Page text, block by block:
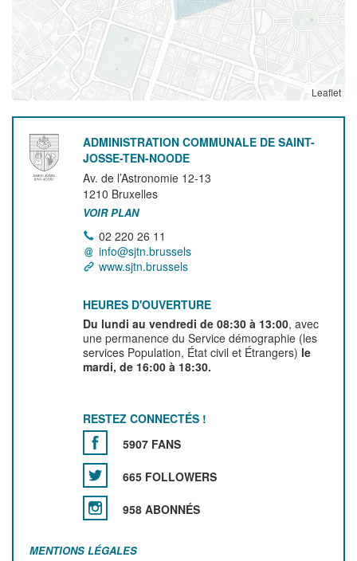
Leaflet
ADMINISTRATION COMMUNALE DE SAINT-
JOSSE-TEN-NOODE
Av. de l’Astronomie 12-13
1210 Bruxelles
VOIR PLAN
02 220 26 11
info@sjtn.brussels
www.sjtn.brussels
HEURES D'OUVERTURE
Du lundi au vendredi de 08:30 à 13:00, avec
une permanence du Service démographie (les
services Population, État civil et Étrangers) le
mardi, de 16:00 à 18:30.
RESTEZ CONNECTÉS !
5907 FANS
665 FOLLOWERS
958 ABONNÉS
MENTIONS LÉGALES